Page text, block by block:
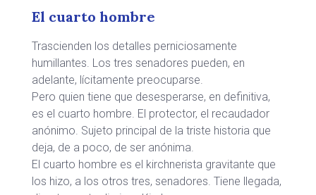
El cuarto hombre
Trascienden los detalles perniciosamente
humillantes. Los tres senadores pueden, en
adelante, lícitamente preocuparse.
Pero quien tiene que desesperarse, en definitiva,
es el cuarto hombre. El protector, el recaudador
anónimo. Sujeto principal de la triste historia que
deja, de a poco, de ser anónima.
El cuarto hombre es el kirchnerista gravitante que
los hizo, a los otros tres, senadores. Tiene llegada,